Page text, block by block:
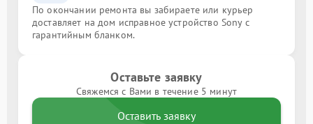
По окончании ремонта вы забираете или курьер
доставляет на дом исправное устройство Sony с
гарантийным бланком.
Оставьте заявку
Свяжемся с Вами в течение 5 минут
Оставить заявку